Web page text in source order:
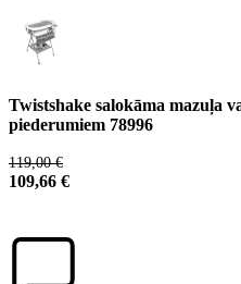
Twistshake salokāma mazuļa
piederumiem 78996
119,00 €
109,66 €